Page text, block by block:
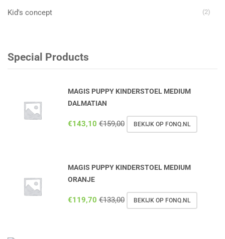
Kid's concept (2)
Special Products
MAGIS PUPPY KINDERSTOEL MEDIUM
DALMATIAN
€143,10 €159,00 BEKIJK OP FONQ.NL
MAGIS PUPPY KINDERSTOEL MEDIUM
ORANJE
€119,70 €133,00 BEKIJK OP FONQ.NL